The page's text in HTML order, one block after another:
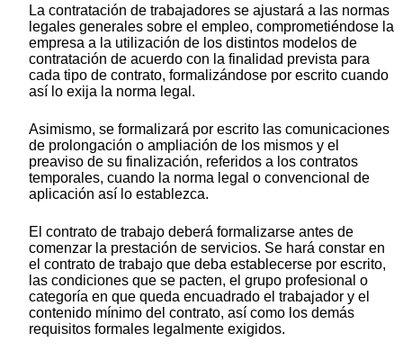
La contratación de trabajadores se ajustará a las normas
legales generales sobre el empleo, comprometiéndose la
empresa a la utilización de los distintos modelos de
contratación de acuerdo con la finalidad prevista para
cada tipo de contrato, formalizándose por escrito cuando
así lo exija la norma legal.
Asimismo, se formalizará por escrito las comunicaciones
de prolongación o ampliación de los mismos y el
preaviso de su finalización, referidos a los contratos
temporales, cuando la norma legal o convencional de
aplicación así lo establezca.
El contrato de trabajo deberá formalizarse antes de
comenzar la prestación de servicios. Se hará constar en
el contrato de trabajo que deba establecerse por escrito,
las condiciones que se pacten, el grupo profesional o
categoría en que queda encuadrado el trabajador y el
contenido mínimo del contrato, así como los demás
requisitos formales legalmente exigidos.